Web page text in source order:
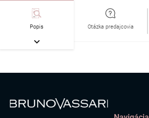
Popis Otázka predajcovia